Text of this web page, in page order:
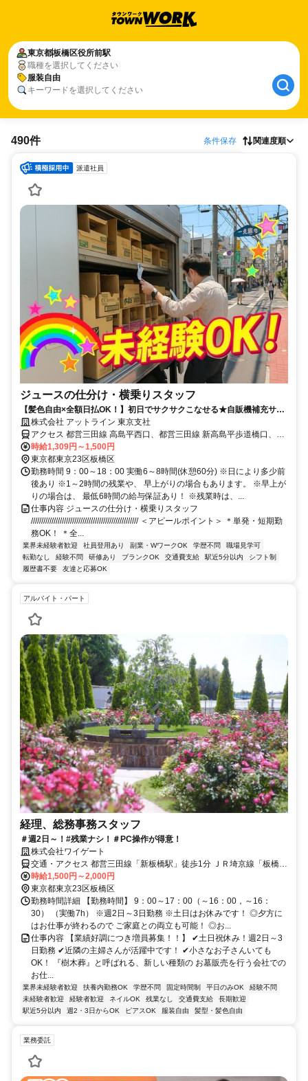
東京都板橋区役所前駅
職種を選択してください
服装自由
キーワードを選択してください
490件 条件保存 関連度順
派遣社員
ジュースの仕分け・横乗りスタッフ
【髪色自由×全額日払OK！】初日でサクサクこなせる★自販機補充サポ
ート＜履歴書不要×WEB面談OK＞
株式会社 アットライン 東京支社
アクセス 都営三田線 高島平西口、都営三田線 新高島平歩道橋口、都
営三田線 西台西口
時給1,309円～1,500円
東京都東京23区板橋区
勤務時間 9：00～18：00 実働6～8時間(休憩60分) ※日により多少前
後あり ※1～2時間の残業や、 早上がりの場合もあります。 ※早上が
りの場合は、 最低6時間の給与保証あり！ ※残業時は、...
仕事内容 ジュースの仕分け・横乗りスタッフ
//////////////////////////////////////////////////// ＜アピールポイント＞ ＊単発・短期勤
務OK！ ＊全...
業界未経験者歓迎 社員登用あり 副業・WワークOK 学歴不問
職場見学可
転勤なし
経験不問 研修あり ブランクOK 交通費支給 駅近5分以内
シフト制
履歴書不要
友達と応募OK
アルバイト・パート
経理、総務事務スタッフ
＃週2日～！#残業ナシ！＃PC操作が得意！
株式会社ワイゲート
交通・アクセス 都営三田線「新板橋駅」徒歩1分 ＪＲ埼京線「板橋
駅」徒歩5分
時給1,500円～2,000円
東京都東京23区板橋区
勤務時間詳細 【勤務時間】 9：00～17：00（～16：00，～16：
30） （実働7h） ※週2日～3日勤務 ※土日はお休みです！ ◎夕方に
はお仕事が終わるので ご家庭との両立も可能！ ◎お...
仕事内容 【業績好調につき増員募集！！】 ✔土日祝休み！週2日～3
日勤務 ✔近隣の主婦さんが活躍中です！ ✔小さなお子さんいても
OK！ 『樹木葬』と呼ばれる、新しい種類の お墓販売を行う会社での
お仕...
業界未経験者歓迎 扶養内勤務OK 学歴不問 固定時間制 平日のみOK
経験不問
未経験者歓迎
経験者歓迎 ネイルOK 残業なし 交通費支給
長期歓迎
駅近5分以内
週2・3日からOK ピアスOK 服装自由 髪型・髪色自由
業務委託